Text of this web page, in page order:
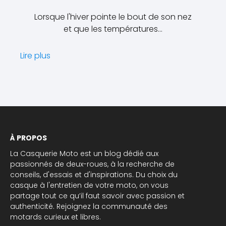
Lorsque l'hiver pointe le bout de son nez
et que les températures…
Lire plus
À PROPOS
La Casquerie Moto est un blog dédié aux
passionnés de deux-roues, à la recherche de
conseils, d'essais et d'inspirations. Du choix du
casque à l'entretien de votre moto, on vous
partage tout ce qu’il faut savoir avec passion et
authenticité. Rejoignez la communauté des
motards curieux et libres.